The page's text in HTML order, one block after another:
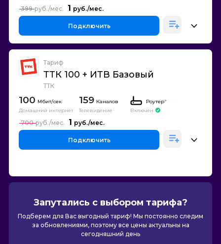
1
399
Подключить
Тариф
ТТК 100 + ИТВ Базовый
ТТК
100
Домашний интернет
159 Каналов
Телевидение
Роутер*
Включен
1
700
Подключить
Запутались с выбором тарифа?
Подберем для Вас выгодный тариф! Мы постоянно следим
за обновлениями, поэтому все цены актуальны на
сегодняшний день